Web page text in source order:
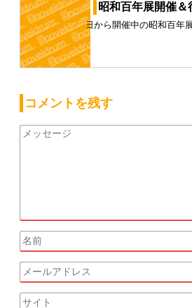
昭和百年展開催＆
昨日から開催中の昭和百年
も、本名の"藤田将"として
「不死の都 リメイク...
コメントを残す